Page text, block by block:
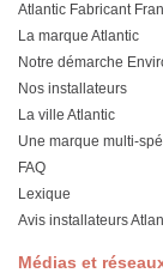
Atlantic Fabricant
La marque Atlantic
Notre démarche
Nos installateurs
La ville Atlantic
Une marque multi-
FAQ
Lexique
Avis installateurs
Médias et